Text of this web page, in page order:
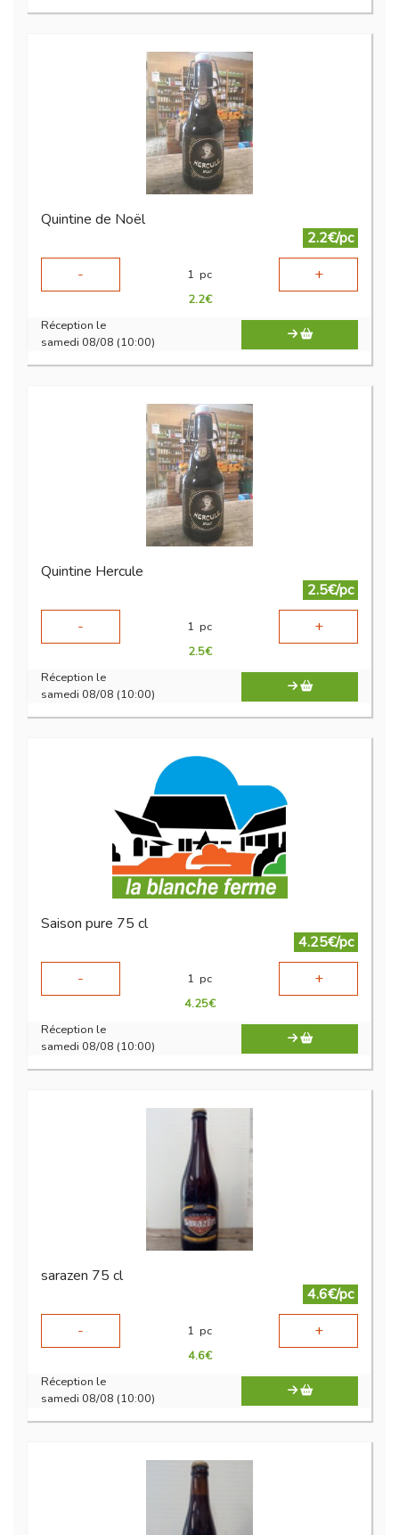
Quintine de Noël
2.2€/pc
-
1 pc +
2.2€
Réception le
samedi 08/08 (10:00)
Quintine Hercule
2.5€/pc
-
1 pc +
2.5€
Réception le
samedi 08/08 (10:00)
Saison pure 75 cl
4.25€/pc
-
1 pc +
4.25€
Réception le
samedi 08/08 (10:00)
sarazen 75 cl
4.6€/pc
-
1 pc +
4.6€
Réception le
samedi 08/08 (10:00)